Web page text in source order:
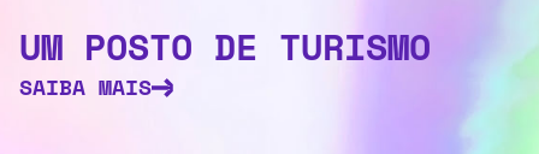
UM POSTO DE TURISMO
SAIBA MAIS